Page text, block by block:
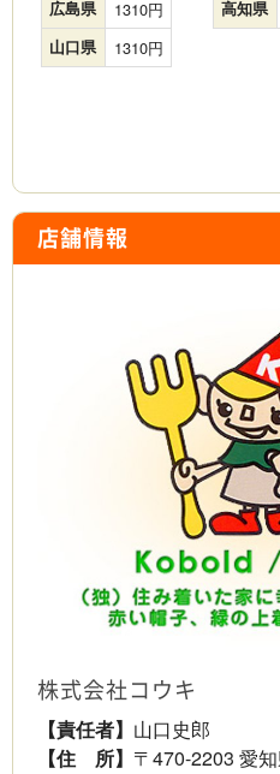
広島県 1310
山口県 1310
高知県
店舗情報
株式会社コウキ
【責任者】 山口史郎
【住 所】 〒470-2203 愛